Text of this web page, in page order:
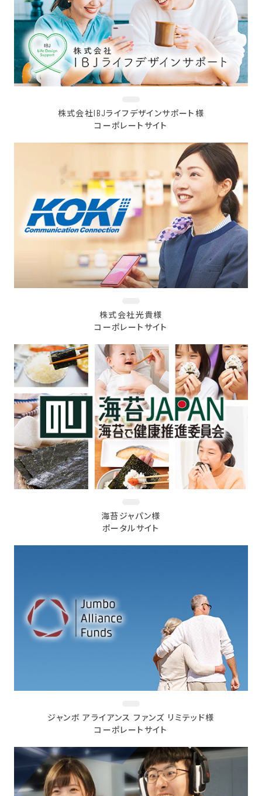
株式会社IBJライフデザインサポート様
コーポレートサイト
株式会社光貴様
コーポレートサイト
海苔ジャパン様
ポータルサイト
ジャンボ アライアンス ファンズ リミテッド様
コーポレートサイト